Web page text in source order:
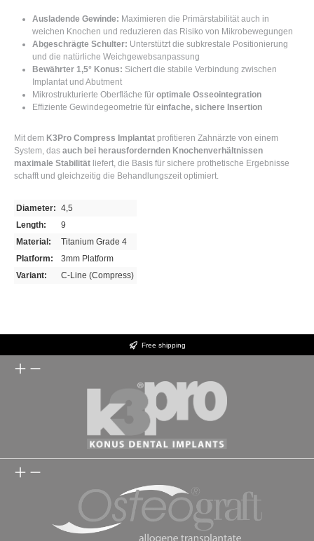
Ausladende Gewinde: Maximieren die Primärstabilität auch in
weichen Knochen und reduzieren das Risiko von Mikrobewegungen
Abgeschrägte Schulter: Unterstützt die subkrestale Positionierung
und die natürliche Weichgewebsanpassung
Bewährter 1,5° Konus: Sichert die stabile Verbindung zwischen
Implantat und Abutment
Mikrostrukturierte Oberfläche für optimale Osseointegration
Effiziente Gewindegeometrie für einfache, sichere Insertion
Mit dem K3Pro Compress Implantat profitieren Zahnärzte von einem
System, das auch bei herausfordernden Knochenverhältnissen
maximale Stabilität liefert, die Basis für sichere prothetische Ergebnisse
schafft und gleichzeitig die Behandlungszeit optimiert.
Diameter: 4,5
Length:
9
Material:
Titanium Grade 4
Platform:
3mm Platform
Variant:
C-Line (Compress)
Free shipping